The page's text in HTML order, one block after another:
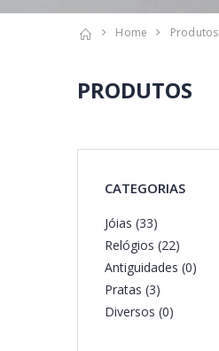
Home Produtos
PRODUTOS
CATEGORIAS
Jóias (33)
Relógios (22)
Antiguidades (0)
Pratas (3)
Diversos (0)